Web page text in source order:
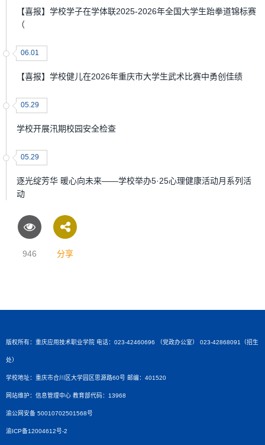
【喜报】学校学子在学体联2025-2026年全国大学生跆拳道锦标赛
（
06.01
【喜报】学校健儿在2026年重庆市大学生武术比赛中勇创佳绩
05.29
学校开展汛期校园安全检查
05.29
逐光绽芳华 暖心向未来——学校举办5·25心理健康活动月系列活
动
946 分享
版权所有：重庆应用技术职业学院 电话：023-42460696 （党政办公室） 023-42868091（招生
处）
学校地址：重庆市合川区大学园区思源路60号 邮编：401520
网站维护：信息管理中心 教育部代码：13968
渝公网安备 50010702501568号
渝ICP备12004612号-2